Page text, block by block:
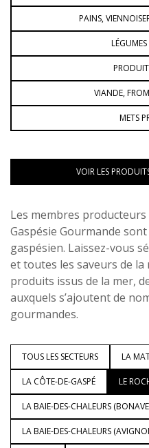
PAINS,
VIANDE,
METS
VOIR LES
Les membres
Gaspésie Gourmande
gaspésien. Laissez-vous
et toutes les saveurs de la
produits issus de la mer,
auxquels s’ajoutent de
gourmandes.
TOUS LES SECTEURS LA
LA CÔTE-DE-GASPÉ LE
LA BAIE-DES-CHALEURS
LA BAIE-DES-CHALEURS